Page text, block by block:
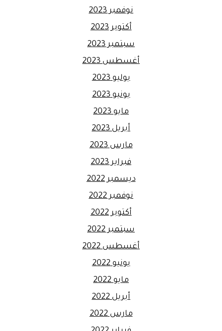
نوفمبر 2023
أكتوبر 2023
سبتمبر 2023
أغسطس 2023
يوليو 2023
يونيو 2023
مايو 2023
أبريل 2023
مارس 2023
فبراير 2023
ديسمبر 2022
نوفمبر 2022
أكتوبر 2022
سبتمبر 2022
أغسطس 2022
يونيو 2022
مايو 2022
أبريل 2022
مارس 2022